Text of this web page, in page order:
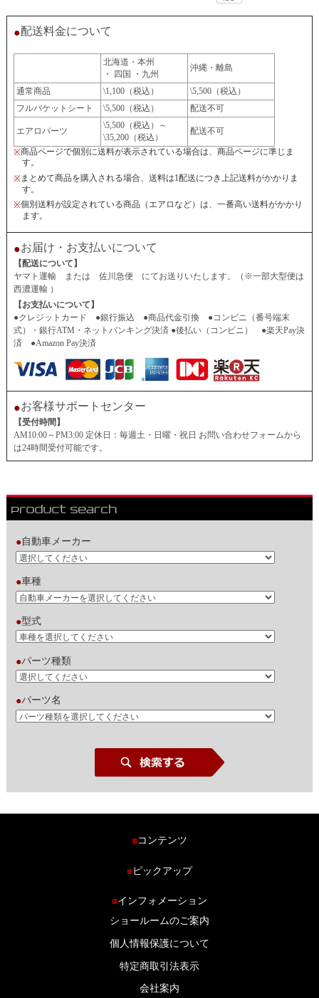
●配送料金について
北海道・本州
・ 四国 ・九州
沖縄・離島
通常商品 \1,100（税込）
\5,500（税込）
フルバケットシート
\5,500（税込） 配送不可
エアロパーツ
\5,500（税込）～
\35,200（税込）
配送不可
※商品ページで個別に送料が表示されている場合は、商品ページに準じま
す。
※まとめて商品を購入される場合、送料は1配送につき上記送料がかかりま
す。
※個別送料が設定されている商品（エアロなど）は、一番高い送料がかかり
ます。
●お届け・お支払いについて
【配送について】
ヤマト運輸 または 佐川急便 にてお送りいたします。（※一部大型便は
西濃運輸 ）
【お支払いについて】
●クレジットカード ●銀行振込 ●商品代金引換 ●コンビニ（番号端末
式）・銀行ATM・ネットバンキング決済 ●後払い（コンビニ） ●楽天Pay決
済 ●Amazon Pay決済
●お客様サポートセンター
【受付時間】
AM10:00～PM3:00 定休日：毎週土・日曜・祝日 お問い合わせフォームから
は24時間受付可能です。
●自動車メーカー
●車種
●型式
●パーツ種類
●パーツ名
■コンテンツ
商品ラインナップ
ブログ
■ピックアップ
■インフォメーション
ショールームのご案内
個人情報保護について
特定商取引法表示
会社案内